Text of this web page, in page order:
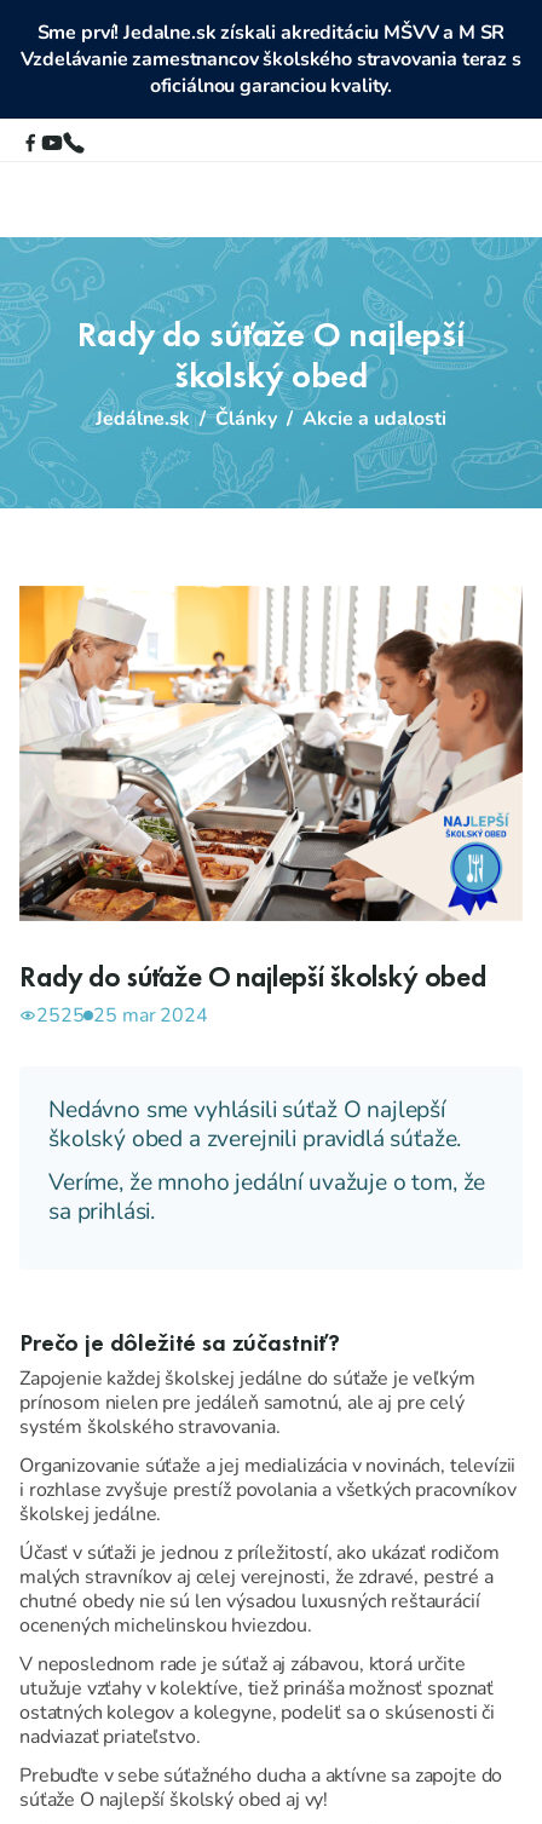
Sme prví! Jedalne.sk získali akreditáciu MŠVV a M SR
Vzdelávanie zamestnancov školského stravovania teraz s
oficiálnou garanciou kvality.
Rady do súťaže O najlepší
školský obed
Jedálne.sk / Články / Akcie a udalosti
Rady do súťaže O najlepší školský obed
2525 25 mar 2024
Nedávno sme vyhlásili súťaž O najlepší
školský obed a zverejnili pravidlá súťaže.
Veríme, že mnoho jedální uvažuje o tom, že
sa prihlási.
Prečo je dôležité sa zúčastniť?
Zapojenie každej školskej jedálne do súťaže je veľkým
prínosom nielen pre jedáleň samotnú, ale aj pre celý
systém školského stravovania.
Organizovanie súťaže a jej medializácia v novinách, televízii
i rozhlase zvyšuje prestíž povolania a všetkých pracovníkov
školskej jedálne.
Účasť v súťaži je jednou z príležitostí, ako ukázať rodičom
malých stravníkov aj celej verejnosti, že zdravé, pestré a
chutné obedy nie sú len výsadou luxusných reštaurácií
ocenených michelinskou hviezdou.
V neposlednom rade je súťaž aj zábavou, ktorá určite
utužuje vzťahy v kolektíve, tiež prináša možnosť spoznať
ostatných kolegov a kolegyne, podeliť sa o skúsenosti či
nadviazať priateľstvo.
Prebuďte v sebe súťažného ducha a aktívne sa zapojte do
súťaže O najlepší školský obed aj vy!